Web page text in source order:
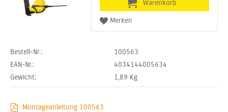
Bestell-Nr.:
100563
EAN-Nr.:
4034144005634
Gewicht:
1,89 Kg
Montageanleitung 100563